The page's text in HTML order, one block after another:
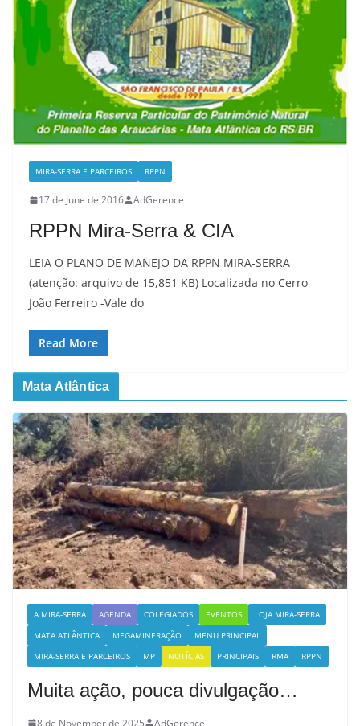
MIRA-SERRA E PARCEIROS RPPN
17 de June de 2016 AdGerence
RPPN Mira-Serra & CIA
LEIA O PLANO DE MANEJO DA RPPN MIRA-SERRA
(atenção: arquivo de 15,851 KB) Localizada no Cerro
João Ferreiro -Vale do
Read More
Mata Atlântica
A MIRA-SERRA AGENDA COLEGIADOS EVENTOS
LOJA MIRA-SERRA
MATA ATLÂNTICA
MEGAMINERAÇÃO
MENU PRINCIPAL
MIRA-SERRA E PARCEIROS
MP NOTÍCIAS PRINCIPAIS RMA RPPN
Muita ação, pouca divulgação…
8 de November de 2025 AdGerence